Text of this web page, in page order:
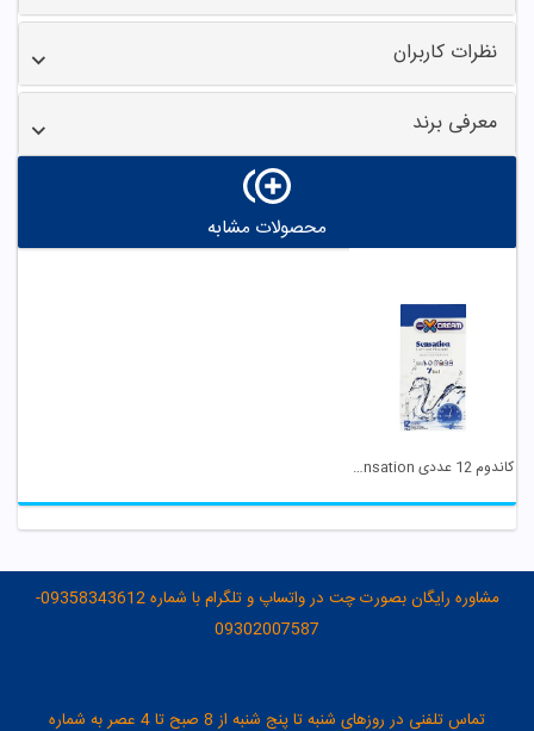
نظرات کاربران
معرفی برند
محصولات مشابه
کاندوم 12 عددی Sensation ایکس دریم
مشاوره رایگان بصورت چت در واتساپ و تلگرام با شماره 09358343612-
09302007587
تماس تلفنی در روزهای شنبه تا پنج شنبه از 8 صبح تا 4 عصر به شماره